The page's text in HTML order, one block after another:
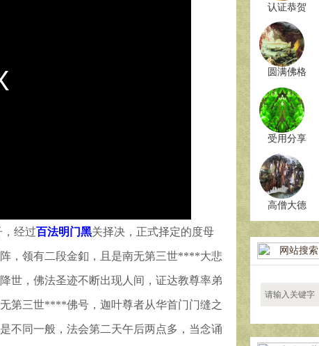
高僧大德
受用分享
圆满佛格
认证恭贺
，经过百法明门黑关择决，正式择定的度母
，领有二段金釦，且是南无第三世****大悲
世，佛法圣迹不断出现人间，证达教尊率弟
第三世****佛号，迦叶尊者从华首门门缝之
不同一般，法会第二天午后两点多，当念诵
网站搜索